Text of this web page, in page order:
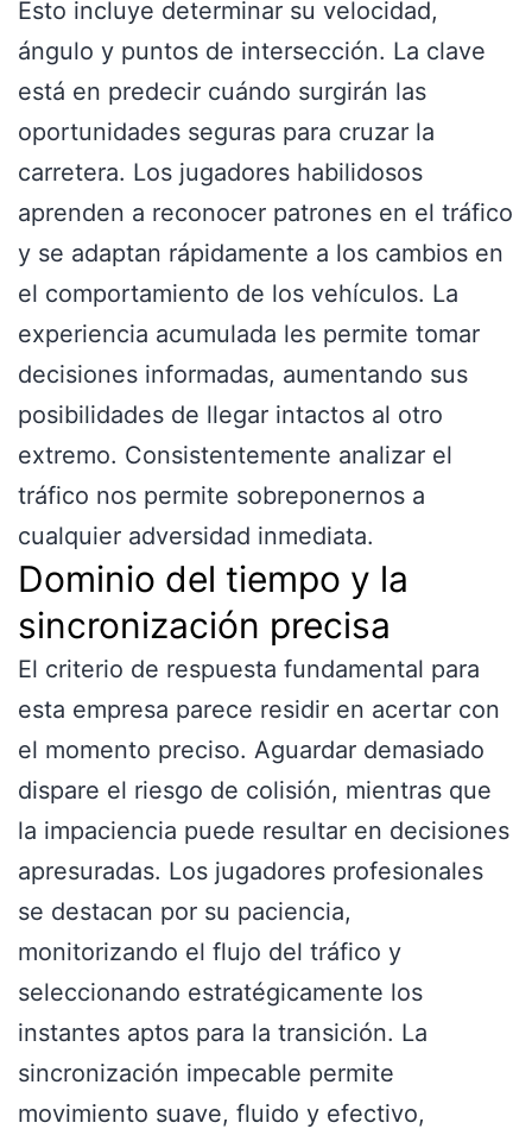
Esto incluye determinar su velocidad,
ángulo y puntos de intersección. La clave
está en predecir cuándo surgirán las
oportunidades seguras para cruzar la
carretera. Los jugadores habilidosos
aprenden a reconocer patrones en el tráfico
y se adaptan rápidamente a los cambios en
el comportamiento de los vehículos. La
experiencia acumulada les permite tomar
decisiones informadas, aumentando sus
posibilidades de llegar intactos al otro
extremo. Consistentemente analizar el
tráfico nos permite sobreponernos a
cualquier adversidad inmediata.
Dominio del tiempo y la
sincronización precisa
El criterio de respuesta fundamental para
esta empresa parece residir en acertar con
el momento preciso. Aguardar demasiado
dispare el riesgo de colisión, mientras que
la impaciencia puede resultar en decisiones
apresuradas. Los jugadores profesionales
se destacan por su paciencia,
monitorizando el flujo del tráfico y
seleccionando estratégicamente los
instantes aptos para la transición. La
sincronización impecable permite
movimiento suave, fluido y efectivo,